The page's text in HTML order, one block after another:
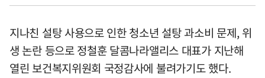
지나친 설탕 사용으로 인한 청소년 설탕 과소비 문제, 위
생 논란 등으로 정철훈 달콤나라앨리스 대표가 지난해
열린 보건복지위원회 국정감사에 불려가기도 했다.